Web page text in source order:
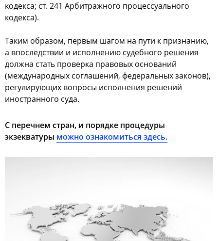
кодекса; ст. 241 Арбитражного процессуального
кодекса).
Таким образом, первым шагом на пути к признанию,
а впоследствии и исполнению судебного решения
должна стать проверка правовых оснований
(международных соглашений, федеральных законов),
регулирующих вопросы исполнения решений
иностранного суда.
С перечнем стран, и порядке процедуры
экзекватуры можно ознакомиться здесь.